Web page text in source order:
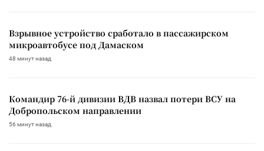
Взрывное устройство сработало в пассажирском
микроавтобусе под Дамаском
48 минут назад
Командир 76-й дивизии ВДВ назвал потери ВСУ на
Добропольском направлении
56 минут назад